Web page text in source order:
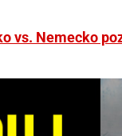
vs. Nemecko